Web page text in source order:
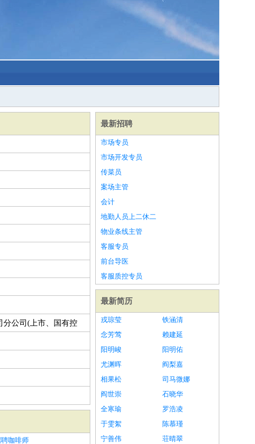
分公司(上市、国有控
咖啡师
最新招聘
市场专员
市场开发专员
传菜员
案场主管
会计
地勤人员上二休二
物业条线主管
客服专员
前台导医
客服质控专员
最新简历
戎琼莹
铁涵清
念芳莺
赖建延
阳明峻
阳明佑
尤渊晖
阎梨嘉
相果松
司马微娜
阎世崇
石晓华
全寒瑜
罗浩凌
于雯絮
陈慕瑾
宁善伟
荘晴翠